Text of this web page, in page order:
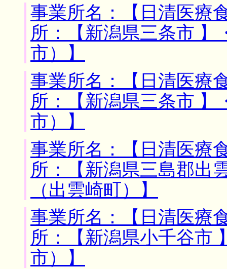
事業所名：【日清医療
所：【新潟県三条市 】
市）】
事業所名：【日清医療
所：【新潟県三条市 】
市）】
事業所名：【日清医療
所：【新潟県三島郡出
（出雲崎町）】
事業所名：【日清医療
所：【新潟県小千谷市
市）】